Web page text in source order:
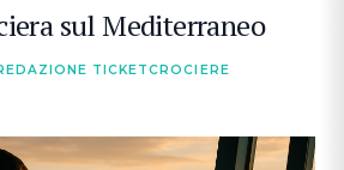
sul Mediterraneo
TICKETCROCIERE